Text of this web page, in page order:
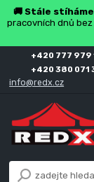
🚚 Stále stíháme
pracovních dnů
+420 777 979
+420 380 071
info@redx.cz